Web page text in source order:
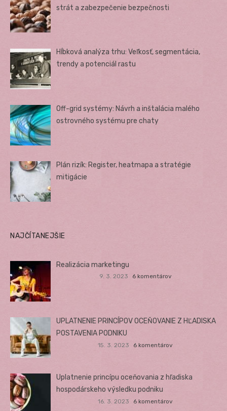
strát a zabezpečenie bezpečnosti
Hĺbková analýza trhu: Veľkosť, segmentácia,
trendy a potenciál rastu
Off-grid systémy: Návrh a inštalácia malého
ostrovného systému pre chaty
Plán rizík: Register, heatmapa a stratégie
mitigácie
NAJČÍTANEJŠIE
Realizácia marketingu
9. 3. 2023 6 komentárov
UPLATNENIE PRINCÍPOV OCEŇOVANIE Z HĽADISKA
POSTAVENIA PODNIKU
15. 3. 2023 6 komentárov
Uplatnenie princípu oceňovania z hľadiska
hospodárskeho výsledku podniku
16. 3. 2023 6 komentárov